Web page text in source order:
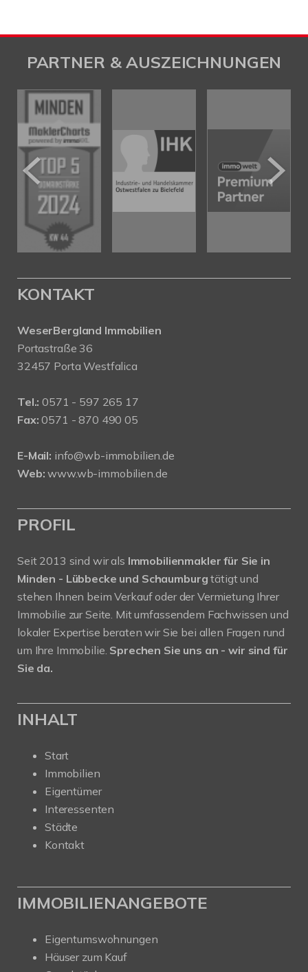
PARTNER & AUSZEICHNUNGEN
KONTAKT
WeserBergland Immobilien
Portastraße 36
32457 Porta Westfalica
Tel.: 0571 - 597 265 17
Fax: 0571 - 870 490 05
E-Mail: info@wb-immobilien.de
Web: www.wb-immobilien.de
PROFIL
Seit 2013 sind wir als Immobilienmakler für Sie in
Minden - Lübbecke und Schaumburgtätigt und
stehen Ihnen beim Verkauf oder der Vermietung Ihrer
Immobilie zur Seite. Mit umfassendem Fachwissen und
lokaler Expertise beraten wir Sie bei allen Fragen rund
um Ihre Immobilie. Sprechen Sie uns an - wir sind für
Sie da.
INHALT
Start
Immobilien
Eigentümer
Interessenten
Städte
Kontakt
IMMOBILIENANGEBOTE
Eigentumswohnungen
Häuser zum Kauf